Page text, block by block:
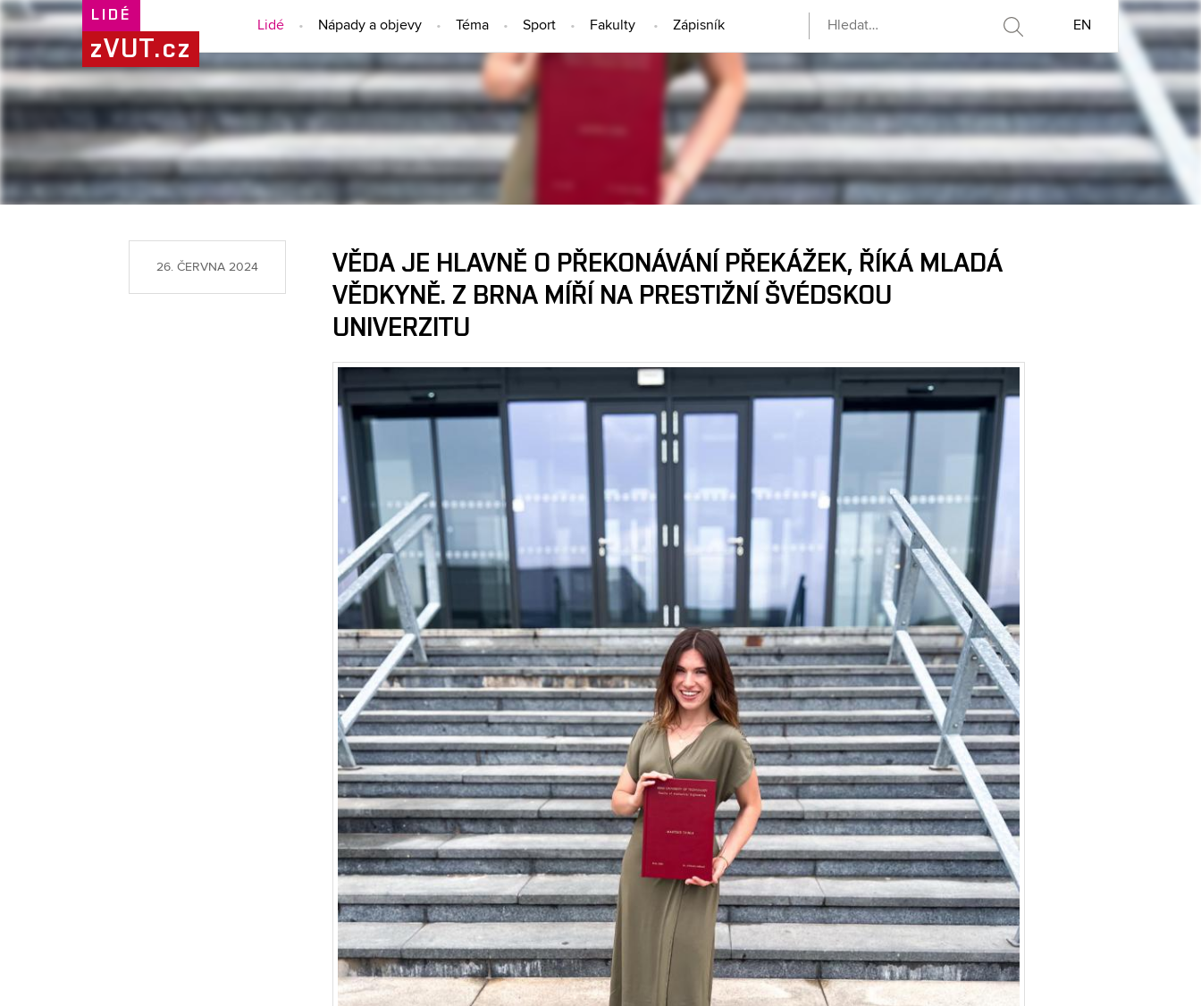
LIDÉ
zVUT.cz
Lidé Nápady a objevy Téma Sport Fakulty Zápisník EN
LIDÉ
26. ČERVNA 2024
VĚDA JE HLAVNĚ O PŘEKONÁVÁNÍ PŘEKÁŽEK, ŘÍKÁ MLADÁ
VĚDKYNĚ. Z BRNA MÍŘÍ NA PRESTIŽNÍ ŠVÉDSKOU
UNIVERZITU